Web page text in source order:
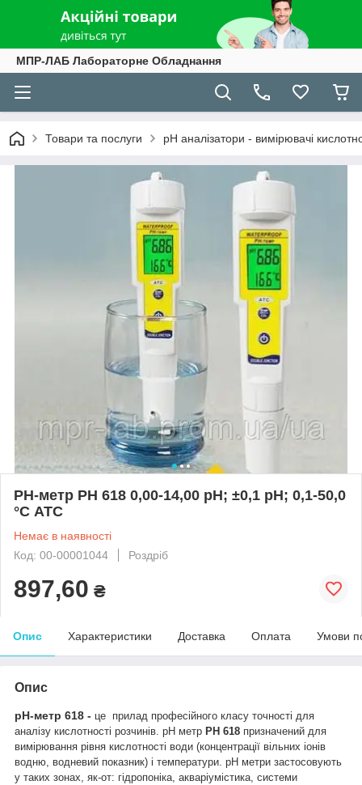
МПР-ЛАБ Лабораторне Обладнання
Товари та послуги рН аналізатори - вимірювачі
РН-метр PH 618 0,00-14,00 pH; ±0,1 рН; 0,1-50,0
°C АТС
Немає в наявності
Код: 00-00001044
Роздріб
897,60 ₴
Опис Характеристики Доставка Оплата Умови
Опис
pH-метр 618 - це прилад професійного класу точності для
аналізу кислотності розчинів. pH метр PH 618 призначений для
вимірювання рівня кислотності води (концентрації вільних іонів
водню, водневий показник) і температури. pH метри застосовують
у таких зонах, як-от: гідропоніка, акваріумістика, системи